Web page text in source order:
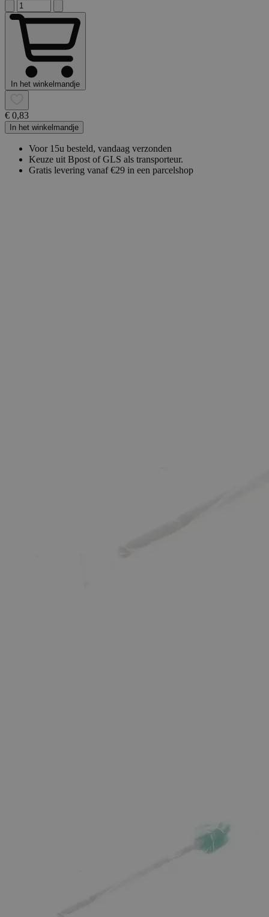
In het winkelmandje
€ 0,83
In het winkelmandje
Voor 15u besteld, vandaag verzonden
Keuze uit Bpost of GLS als transporteur.
Gratis levering vanaf €29 in een parcelshop